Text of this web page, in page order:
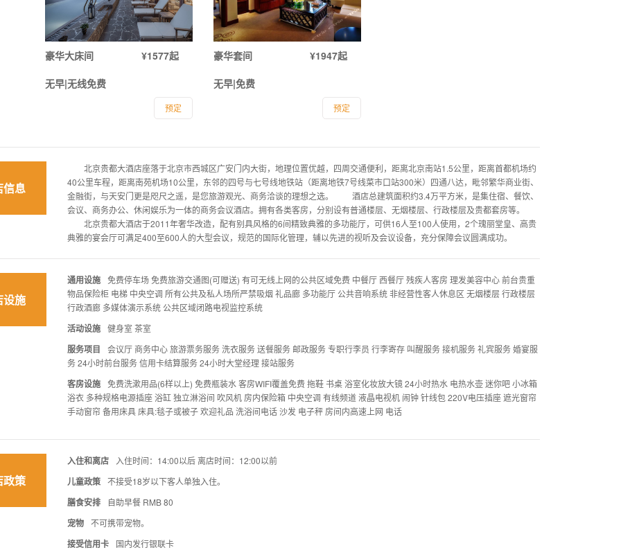
豪华大床间
¥1577起
无早|无线免费
预定
豪华套间
¥1947起
无早|免费
预定
信息
北京贵都大酒店座落于北京市西城区广安门内大街，地理位置优越，四周交通便利，距离北京南站1.5公里，距离首都机场约
40公里车程，距离南苑机场10公里，东邻的四号与七号线地铁站（距离地铁7号线菜市口站300米）四通八达，毗邻繁华商业街、
金融街，与天安门更是咫尺之遥，是您旅游观光、商务洽谈的理想之选。 酒店总建筑面积约3.4万平方米，是集住宿、餐饮、
会议、商务办公、休闲娱乐为一体的商务会议酒店。拥有各类客房，分别设有普通楼层、无烟楼层、行政楼层及贵都套房等。
北京贵都大酒店于2011年奢华改造，配有别具风格的6间精致典雅的多功能厅，可供16人至100人使用，2个瑰丽堂皇、高贵
典雅的宴会厅可满足400至600人的大型会议，规范的国际化管理，辅以先进的视听及会议设备，充分保障会议圆满成功。
设施
通用设施
免费停车场 免费旅游交通图(可赠送) 有可无线上网的公共区域免费 中餐厅 西餐厅 残疾人客房 理发美容中心 前台贵重
物品保险柜 电梯 中央空调 所有公共及私人场所严禁吸烟 礼品廊 多功能厅 公共音响系统 非经营性客人休息区 无烟楼层 行政楼层
行政酒廊 多媒体演示系统 公共区域闭路电视监控系统
活动设施 健身室 茶室
服务项目
会议厅 商务中心 旅游票务服务 洗衣服务 送餐服务 邮政服务 专职行李员 行李寄存 叫醒服务 接机服务 礼宾服务 婚宴服
务 24小时前台服务 信用卡结算服务 24小时大堂经理 接站服务
客房设施
免费洗漱用品(6样以上) 免费瓶装水 客房WIFI覆盖免费 拖鞋 书桌 浴室化妆放大镜 24小时热水 电热水壶 迷你吧 小冰箱
浴衣 多种规格电源插座 浴缸 独立淋浴间 吹风机 房内保险箱 中央空调 有线频道 液晶电视机 闹钟 针线包 220V电压插座 遮光窗帘
手动窗帘 备用床具 床具:毯子或被子 欢迎礼品 洗浴间电话 沙发 电子秤 房间内高速上网 电话
政策
入住和离店 入住时间：14:00以后 离店时间：12:00以前
儿童政策 不接受18岁以下客人单独入住。
膳食安排 自助早餐 RMB 80
宠物 不可携带宠物。
接受信用卡 国内发行银联卡